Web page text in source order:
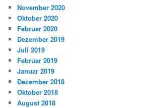
November 2020
Oktober 2020
Februar 2020
Dezember 2019
Juli 2019
Februar 2019
Januar 2019
Dezember 2018
Oktober 2018
August 2018